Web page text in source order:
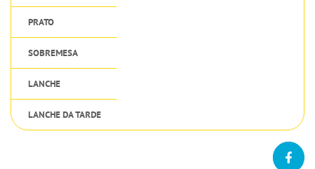
PRATO
SOBREMESA
LANCHE
LANCHE DA TARDE